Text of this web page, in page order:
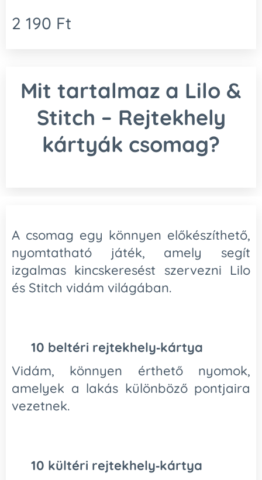
2 190 Ft
Mit tartalmaz a Lilo &
Stitch – Rejtekhely
kártyák csomag?
A csomag egy könnyen előkészíthető,
nyomtatható játék, amely segít
izgalmas kincskeresést szervezni Lilo
és Stitch vidám világában.
10 beltéri rejtekhely‑kártya
Vidám, könnyen érthető nyomok,
amelyek a lakás különböző pontjaira
vezetnek.
10 kültéri rejtekhely‑kártya